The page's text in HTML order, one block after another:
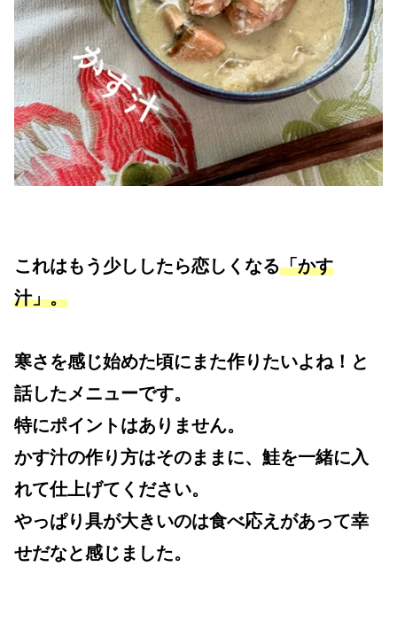
これはもう少ししたら恋しくなる「かす
汁」。
寒さを感じ始めた頃にまた作りたいよね！と
話したメニューです。
特にポイントはありません。
かす汁の作り方はそのままに、鮭を一緒に入
れて仕上げてください。
やっぱり具が大きいのは食べ応えがあって幸
せだなと感じました。